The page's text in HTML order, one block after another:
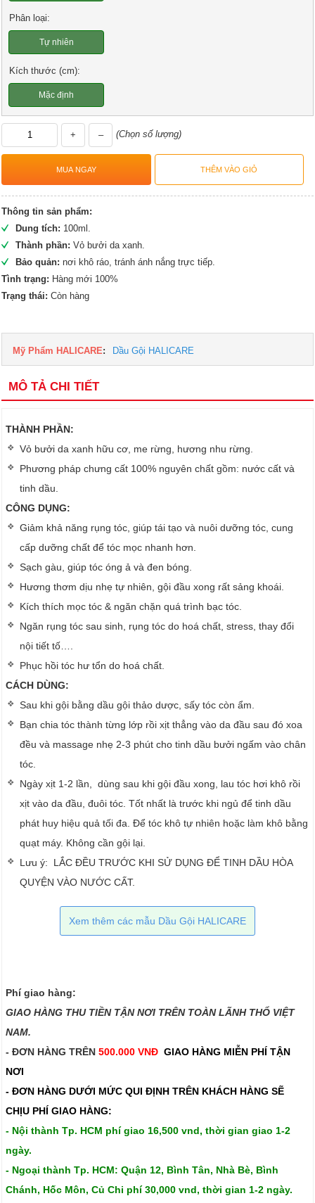
Phân loại:
Tự nhiên
Kích thước (cm):
Mặc định
+ – (Chọn số lượng)
Thông tin sản phẩm:
Dung tích: 100ml.
Thành phần: Vỏ bưởi da xanh.
Bảo quản: nơi khô ráo, tránh ánh nắng trực tiếp.
Tình trạng: Hàng mới 100%
Trạng thái:Còn hàng
Mỹ Phẩm HALICARE: Dầu Gội HALICARE
MÔ TẢ CHI TIẾT
THÀNH PHẦN:
Vỏ bưởi da xanh hữu cơ, me rừng, hương nhu rừng.
Phương pháp chưng cất 100% nguyên chất gồm: nước cất và
tinh dầu.
CÔNG DỤNG:
Giảm khả năng rụng tóc, giúp tái tạo và nuôi dưỡng tóc, cung
cấp dưỡng chất để tóc mọc nhanh hơn.
Sạch gàu, giúp tóc óng ả và đen bóng.
Hương thơm dịu nhẹ tự nhiên, gội đầu xong rất sảng khoái.
Kích thích mọc tóc & ngăn chặn quá trình bạc tóc.
Ngăn rụng tóc sau sinh, rụng tóc do hoá chất, stress, thay đổi
nội tiết tố….
Phục hồi tóc hư tổn do hoá chất.
CÁCH DÙNG:
Sau khi gội bằng dầu gội thảo dược, sấy tóc còn ẩm.
Bạn chia tóc thành từng lớp rồi xịt thẳng vào da đầu sau đó xoa
đều và massage nhẹ 2-3 phút cho tinh dầu bưởi ngấm vào chân
tóc.
Ngày xịt 1-2 lần, dùng sau khi gội đầu xong, lau tóc hơi khô rồi
xịt vào da đầu, đuôi tóc. Tốt nhất là trước khi ngủ để tinh dầu
phát huy hiệu quả tối đa. Để tóc khô tự nhiên hoặc làm khô bằng
quạt máy. Không cần gội lại.
Lưu ý: LẮC ĐỀU TRƯỚC KHI SỬ DỤNG ĐỂ TINH DẦU HÒA
QUYỆN VÀO NƯỚC CẤT.
Xem thêm các mẫu Dầu Gội HALICARE
Phí giao hàng:
GIAO HÀNG THU TIỀN TẬN NƠI TRÊN TOÀN LÃNH THỔ VIỆT
NAM.​​
- ĐƠN HÀNG TRÊN500.000 VNĐ GIAO HÀNG MIỄN PHÍ TẬN
NƠI
- ĐƠN HÀNG DƯỚI MỨC QUI ĐỊNH TRÊN KHÁCH HÀNG SẼ
CHỊU PHÍ GIAO HÀNG:
- Nội thành Tp. HCM phí giao 16,500 vnd, thời gian giao 1-2
ngày.
- Ngoại thành Tp. HCM: Quận 12, Bình Tân, Nhà Bè, Bình
Chánh, Hốc Môn, Củ Chi phí 30,000 vnd, thời gian 1-2 ngày.